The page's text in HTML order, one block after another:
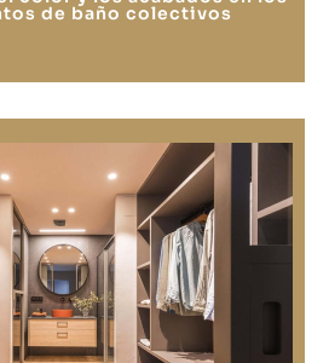
de baño colectivos